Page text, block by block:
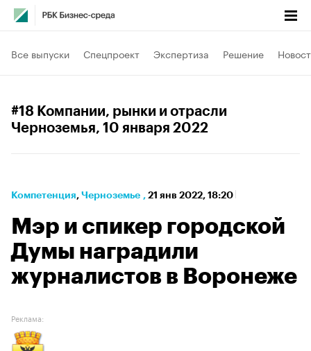
Все выпуски Спецпроект Экспертиза Решение
#18 Компании, рынки и отрасли
Черноземья, 10 января 2022
Компетенция⁠, Черноземье , 21 янв 2022, 18:20
Мэр и спикер городской
Думы наградили
журналистов в Воронеже
Реклама: